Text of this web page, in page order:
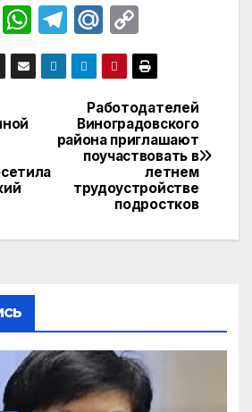
E
W
h
at
p
T
el
e
gr
a
m
M
ail
.R
u
o
p
y
Li
n
k
Работодателей
Виноградовского
района приглашают
поучаствовать в
летнем
трудоустройстве
подростков